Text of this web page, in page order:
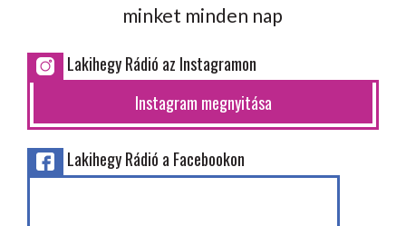
minket minden nap
Lakihegy Rádió az Instagramon
Instagram megnyitása
Lakihegy Rádió a Facebookon